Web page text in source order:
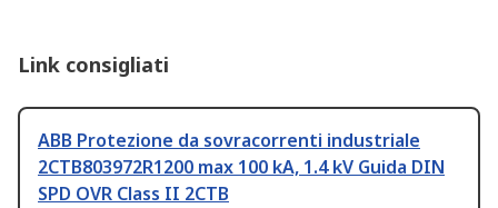
Link consigliati
ABB Protezione da sovracorrenti industriale
2CTB803972R1200 max 100 kA, 1.4 kV Guida DIN
SPD OVR Class II 2CTB